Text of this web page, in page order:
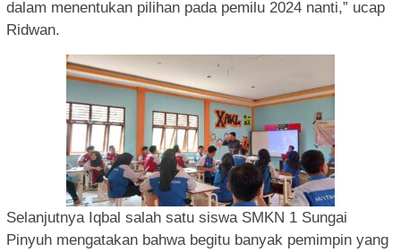
dalam menentukan pilihan pada pemilu 2024 nanti,” ucap
Ridwan.
Selanjutnya Iqbal salah satu siswa SMKN 1 Sungai
Pinyuh mengatakan bahwa begitu banyak pemimpin yang